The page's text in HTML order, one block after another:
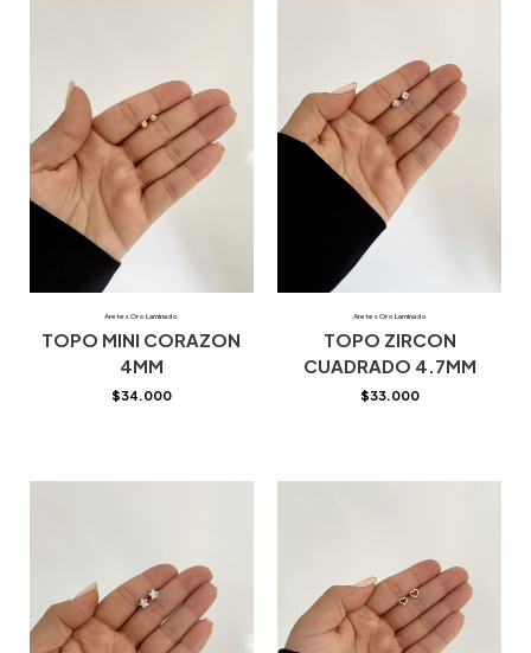
Aretes Oro Laminado
TOPO MINI CORAZON
4MM
$34.000
Aretes Oro Laminado
TOPO ZIRCON
CUADRADO 4.7MM
$33.000